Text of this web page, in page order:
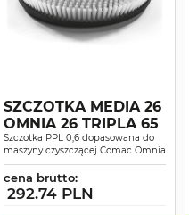
SZCZOTKA MEDIA 26
OMNIA 26 TRIPLA 65
Szczotka PPL 0,6 dopasowana do
maszyny czyszczącej Comac Omnia
cena brutto:
292.74 PLN